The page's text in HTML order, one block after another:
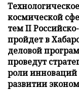
космической
тем II
пройдет в
деловой
проведут
роли инноваций
развитии